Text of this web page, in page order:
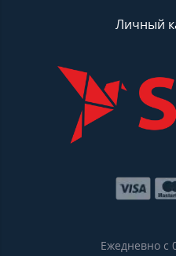
Личный
Ежедневно с